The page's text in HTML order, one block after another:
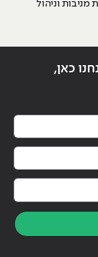
מניבות וניהול
כאן,